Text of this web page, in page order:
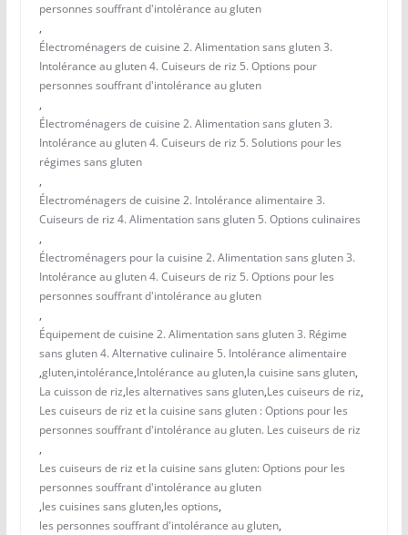
personnes souffrant d'intolérance au gluten
,
Électroménagers de cuisine 2. Alimentation sans gluten 3.
Intolérance au gluten 4. Cuiseurs de riz 5. Options pour
personnes souffrant d'intolérance au gluten
,
Électroménagers de cuisine 2. Alimentation sans gluten 3.
Intolérance au gluten 4. Cuiseurs de riz 5. Solutions pour les
régimes sans gluten
,
Électroménagers de cuisine 2. Intolérance alimentaire 3.
Cuiseurs de riz 4. Alimentation sans gluten 5. Options culinaires
,
Électroménagers pour la cuisine 2. Alimentation sans gluten 3.
Intolérance au gluten 4. Cuiseurs de riz 5. Options pour les
personnes souffrant d'intolérance au gluten
,
Équipement de cuisine 2. Alimentation sans gluten 3. Régime
sans gluten 4. Alternative culinaire 5. Intolérance alimentaire
,gluten,intolérance,Intolérance au gluten,la cuisine sans gluten,
La cuisson de riz,les alternatives sans gluten,Les cuiseurs de riz,
Les cuiseurs de riz et la cuisine sans gluten : Options pour les
personnes souffrant d'intolérance au gluten. Les cuiseurs de riz
,
Les cuiseurs de riz et la cuisine sans gluten: Options pour les
personnes souffrant d'intolérance au gluten
,les cuisines sans gluten,les options,
les personnes souffrant d'intolérance au gluten,